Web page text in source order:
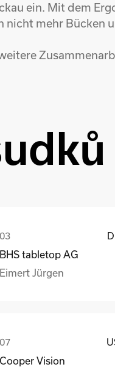
ein. Mit dem
mehr Bücken
BHS tabletop AG
Eimert Jürgen
Cooper Vision